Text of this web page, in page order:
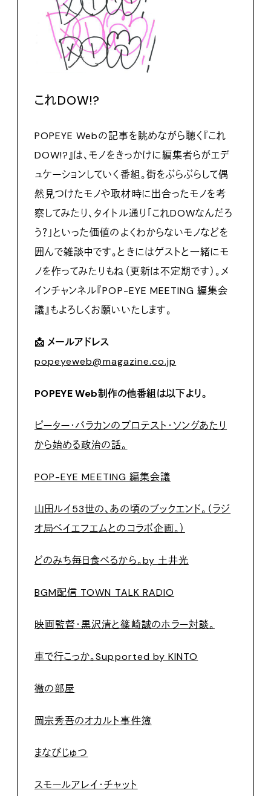
これDOW!?
POPEYE Webの記事を眺めながら聴く『これ
DOW!?』は、モノをきっかけに編集者らがエデ
ュケーションしていく番組。街をぶらぶらして偶
然見つけたモノや取材時に出合ったモノを考
察してみたり、タイトル通り「これDOWなんだろ
う？」といった価値のよくわからないモノなどを
囲んで雑談中です。ときにはゲストと一緒にモ
ノを作ってみたりもね（更新は不定期です）。メ
インチャンネル『POP-EYE MEETING 編集会
議』もよろしくお願いいたします。
📩 メールアドレス
popeyeweb@magazine.co.jp
POPEYE Web制作の他番組は以下より。
ピーター・バラカンのプロテスト・ソングあたり
から始める政治の話。
POP-EYE MEETING 編集会議
山田ルイ53世の、あの頃のブックエンド。（ラジ
オ局ベイエフエムとのコラボ企画。）
どのみち毎日食べるから。by 土井光
BGM配信 TOWN TALK RADIO
映画監督・黒沢清と篠崎誠のホラー対談。
車で行こっか。Supported by KINTO
徹の部屋
岡宗秀吾のオカルト事件簿
まなびじゅつ
スモールアレイ・チャット